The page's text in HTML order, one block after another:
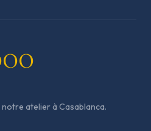
atelier à Casablanca.